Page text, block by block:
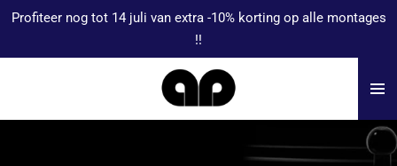
Ga
Profiteer nog tot 14 juli van extra -10% korting op alle montages
!!